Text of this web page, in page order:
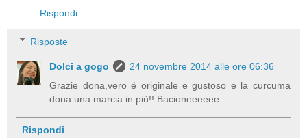
Rispondi
Risposte
Dolci a gogo
24 novembre 2014 alle ore 06:36
Grazie dona,vero é originale e gustoso e la curcuma
dona una marcia in più!! Bacioneeeeee
Rispondi